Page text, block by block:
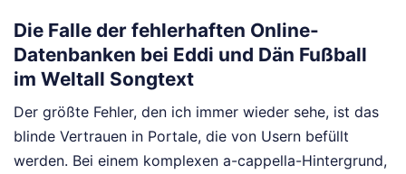
Die Falle der fehlerhaften Online-
Datenbanken bei Eddi und Dän Fußball
im Weltall Songtext
Der größte Fehler, den ich immer wieder sehe, ist das
blinde Vertrauen in Portale, die von Usern befüllt
werden. Bei einem komplexen a-cappella-Hintergrund,